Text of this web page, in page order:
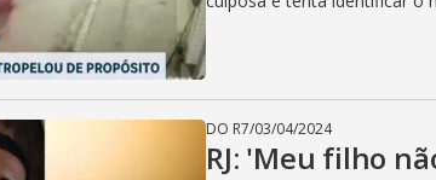
DO R7/03/04/2024
RJ: 'Meu filho